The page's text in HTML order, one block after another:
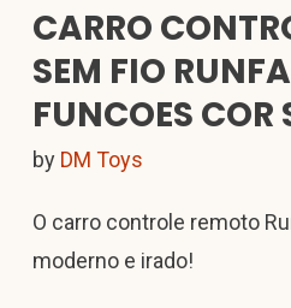
CARRO
SEM FIO
FUNCOES COR
by DM Toys
O carro controle remoto
moderno e irado!